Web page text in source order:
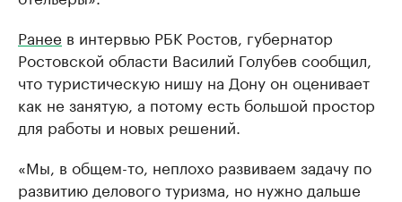
Ранее в интервью РБК Ростов, губернатор
Ростовской области Василий Голубев сообщил,
что туристическую нишу на Дону он оценивает
как не занятую, а потому есть большой простор
для работы и новых решений.
«Мы, в общем-то, неплохо развиваем задачу по
развитию делового туризма, но нужно дальше